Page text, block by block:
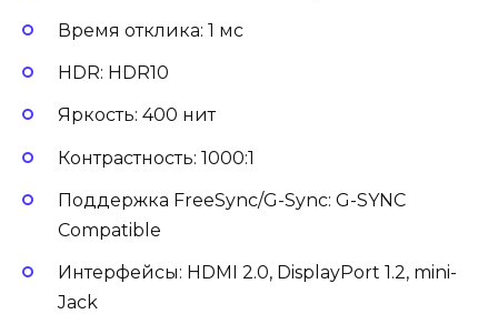
Время отклика: 1 мс
HDR: HDR10
Яркость: 400 нит
Контрастность: 1000:1
Поддержка FreeSync/G-Sync: G-SYNC
Compatible
Интерфейсы: HDMI 2.0, DisplayPort 1.2, mini-
Jack